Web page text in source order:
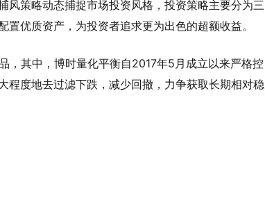
风策略动态捕捉市场投资风格，投资策略主要分为三
优质资产，为投资者追求更为出色的超额收益。
，其中，博时量化平衡自2017年5月成立以来严格控
程度地去过滤下跌，减少回撤，力争获取长期相对稳